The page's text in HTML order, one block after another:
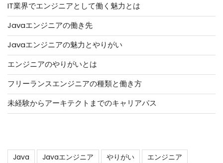
IT業界でエンジニアとして働く魅力とは
Javaエンジニアの働き先
Javaエンジニアの魅力とやりがい
エンジニアのやりがいとは
フリーランスエンジニアの種類と働き方
未経験からアーキテクトまでのキャリアパス
Java Javaエンジニア やりがい
エンジニア